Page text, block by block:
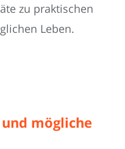
zu praktischen
Leben.
mögliche